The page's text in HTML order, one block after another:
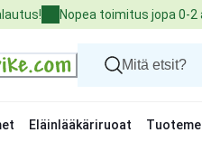
Nopea toimitus jopa 0-2
Eläinlääkäriruoat